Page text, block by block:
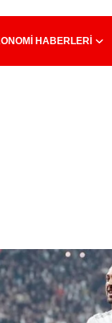
HABERLERI